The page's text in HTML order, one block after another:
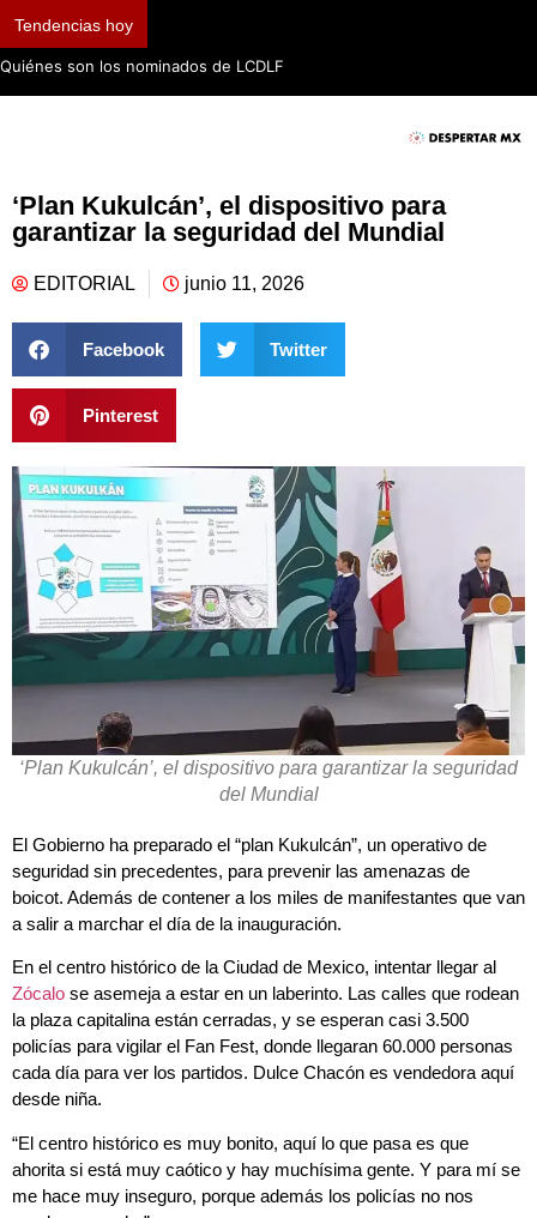
Tendencias hoy
Quiénes son los nominados de LCDLF
‘Plan Kukulcán’, el dispositivo para
garantizar la seguridad del Mundial
EDITORIAL junio 11, 2026
Facebook Twitter
Pinterest
‘Plan Kukulcán’, el dispositivo para garantizar la seguridad
del Mundial
El Gobierno ha preparado el “plan Kukulcán”, un operativo de
seguridad sin precedentes, para prevenir las amenazas de
boicot. Además de contener a los miles de manifestantes que van
a salir a marchar el día de la inauguración.
En el centro histórico de la Ciudad de Mexico, intentar llegar al
Zócalo se asemeja a estar en un laberinto. Las calles que rodean
la plaza capitalina están cerradas, y se esperan casi 3.500
policías para vigilar el Fan Fest, donde llegaran 60.000 personas
cada día para ver los partidos. Dulce Chacón es vendedora aquí
desde niña.
“El centro histórico es muy bonito, aquí lo que pasa es que
ahorita si está muy caótico y hay muchísima gente. Y para mí se
me hace muy inseguro, porque además los policías no nos